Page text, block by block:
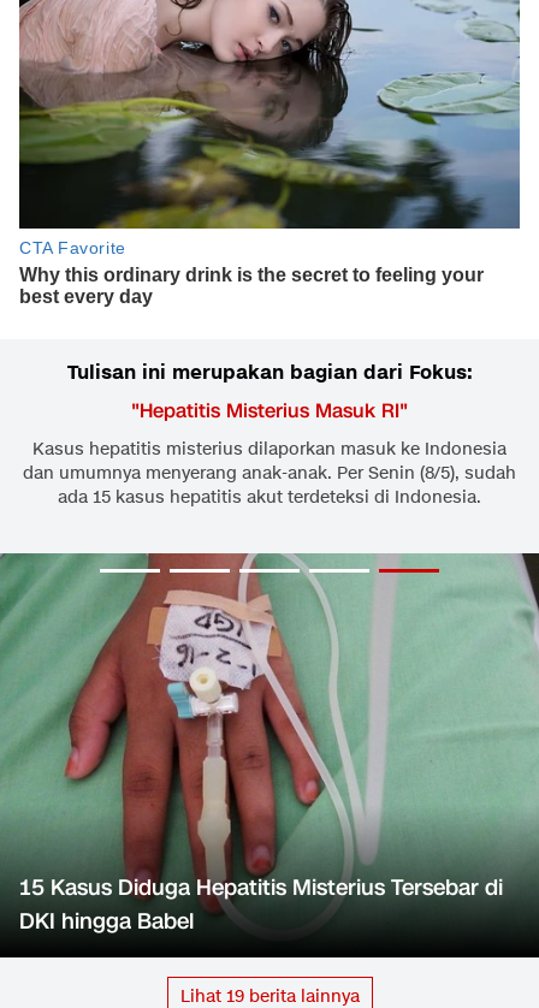
Tulisan ini merupakan bagian dari Fokus:
"Hepatitis Misterius Masuk RI"
Kasus hepatitis misterius dilaporkan masuk ke Indonesia
dan umumnya menyerang anak-anak. Per Senin (8/5), sudah
ada 15 kasus hepatitis akut terdeteksi di Indonesia.
15 Kasus Diduga Hepatitis Misterius Tersebar di
DKI hingga Babel
Lihat 19berita lainnya